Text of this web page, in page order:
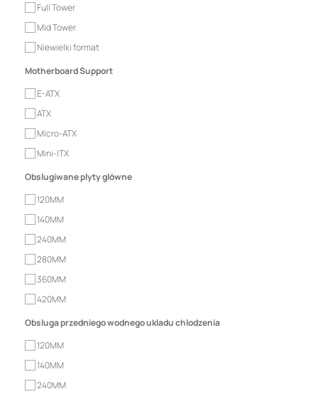
Full Tower
Mid Tower
Niewielki format
Motherboard Support
E-ATX
ATX
Micro-ATX
Mini-ITX
Obslugiwane plyty glówne
120MM
140MM
240MM
280MM
360MM
420MM
Obsluga przedniego wodnego ukladu chlodzenia
120MM
140MM
240MM